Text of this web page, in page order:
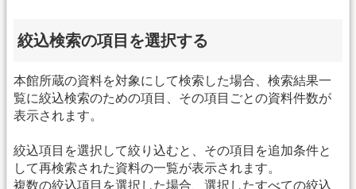
絞込検索の項目を選択する
本館所蔵の資料を対象にして検索した場合、検索結果一
覧に絞込検索のための項目、その項目ごとの資料件数が
表示されます。
絞込項目を選択して絞り込むと、その項目を追加条件と
して再検索された資料の一覧が表示されます。
複数の絞込項目を選択した場合、選択したすべての絞込